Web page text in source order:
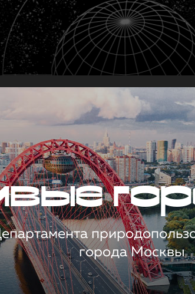
города Москвы